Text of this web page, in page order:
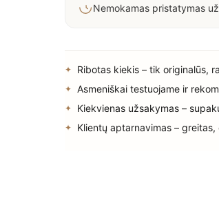
Nemokamas pristatymas
Ribotas kiekis – tik originalūs,
Asmeniškai testuojame ir
Kiekvienas užsakymas –
Klientų aptarnavimas –